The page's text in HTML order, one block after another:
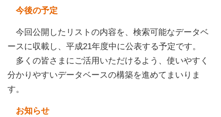
今後の予定
今回公開したリストの内容を、検索可能なデータベ
ースに収載し、平成21年度中に公表する予定です。
多くの皆さまにご活用いただけるよう、使いやすく
分かりやすいデータベースの構築を進めてまいりま
す。
お知らせ